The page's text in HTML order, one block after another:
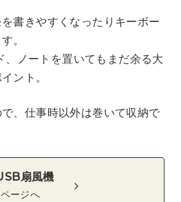
書きやすくなったりキーボー
。
ノートを置いてもまだ余る大
ント。
、仕事時以外は巻いて収納で
扇風機
ージへ